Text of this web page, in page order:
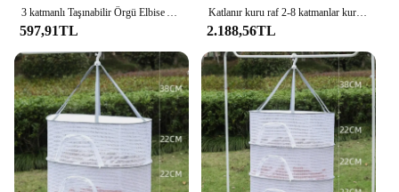
3 katmanlı Taşınabilir Örgü Elbise Asılı Kurutucu Katlanmış Bitki Rafı Tomurcukları Meyve Topraksız Çiçekler Sebze Balık Elbise Bebek
597,91TL
Katlanır kuru raf 2-8 katmanlar kurutma Net çiçek tomurcuğu bitki balık ot sebze kurutucu çanta örgü asılı sepet Anti sivrisinek kapak
2.188,56TL